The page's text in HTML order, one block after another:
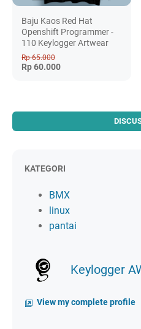
Baju Kaos Red Hat
Openshift Programmer -
110 Keylogger Artwear
Rp 65.000
Rp 60.000
KATEGORI
BMX
linux
pantai
Keylogger
View my complete profile